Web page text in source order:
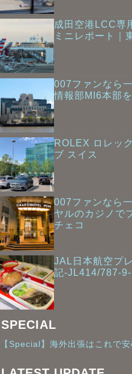
成田空港LCC専
ミニレポート｜
007ファンなら
情報部MI6本部
ROLEX ロレッ
ブ スイス
007ファンなら
ヤルのカジノで
チェコ
JAL日本航空プ
記-JL414/787-
SPECIAL
【Special】海外出張はこれで